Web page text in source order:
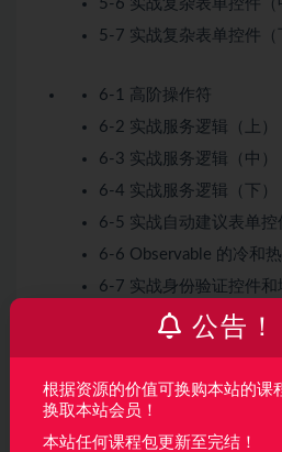
5-6 实战复杂表单控件（
5-7 实战复杂表单控件（
6-1 高阶操作符
6-2 实战服务逻辑（上）
6-3 实战服务逻辑（中）
6-4 实战服务逻辑（下）
6-5 实战自动建议表单控
6-6 Observable 的冷和
6-7 实战身份验证控件和
6-8 实战身份验证控件和
7-1 Redux 的概念和实战(
7-2 Redux 的概念和实战(
公告！
根据资源的价值可换购本站的课
换取本站会员！
本站任何课程包更新至完结！